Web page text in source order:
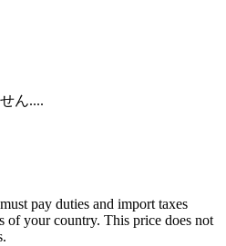
ん....
pay duties and import taxes
of your country. This price does not